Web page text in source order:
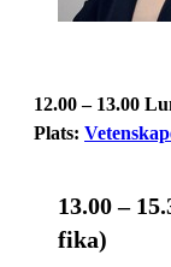
12.00 – 13.00
Plats:
13.00 –
fika)